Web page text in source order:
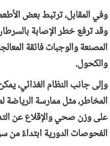
وفي المقابل، ترتبط بعض
وقد ترفع خطر الإصابة
المصنعة والوجبات فائقة
والكحول.
وإلى جانب النظام الغذائي،
على وزن صحي والإقلاع عن
الفحوصات الدورية ابتداءً من سن 45